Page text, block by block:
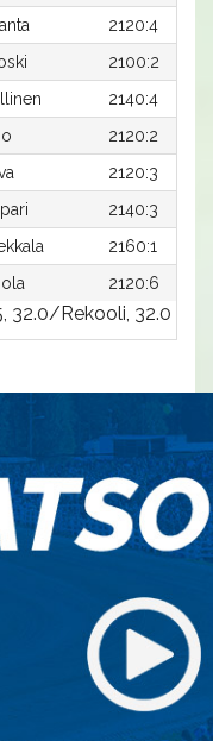
2120:4
2100:2
2140:4
2120:2
2120:3
2140:3
2160:1
2120:6
32.0/Rekooli, 32.0